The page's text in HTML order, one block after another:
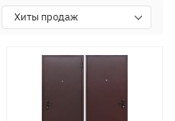
Хиты продаж